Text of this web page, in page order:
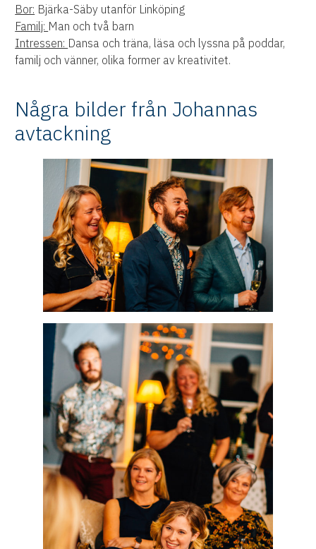
Bor: Bjärka-Säby utanför Linköping
Familj: Man och två barn
Intressen: Dansa och träna, läsa och lyssna på poddar,
familj och vänner, olika former av kreativitet.
Några bilder från Johannas
avtackning